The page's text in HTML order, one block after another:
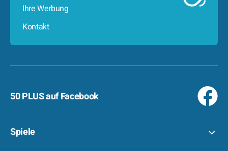
Ihre Werbung
Kontakt
50 PLUS auf Facebook
Spiele